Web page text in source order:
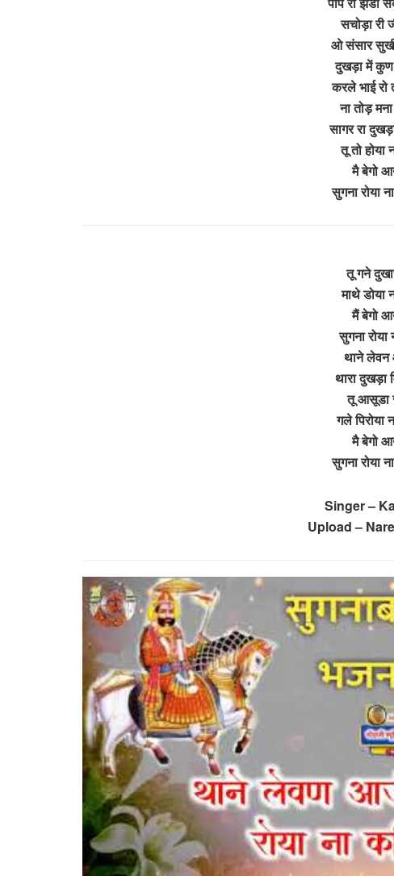
सचोड़ा री
ओ संसार
दुखड़ा में कुण
करले भाई रो
ना तोड़
सागर रा
तू तो होया
मै बेगो
सुगना रोया
तू गने
माथे डोया
मैं बेगो
सुगना रोया
थाने
थारा दुखड़ा
तू आसूडा
गले पिरोया
मै बेगो
सुगना रोया
Singer –
Upload –